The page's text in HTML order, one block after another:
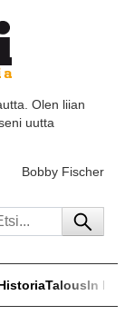
Olen liian
uutta
Bobby Fischer
TalousIn